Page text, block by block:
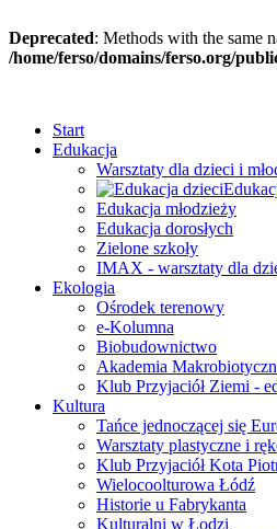
Deprecated: Methods with the same
/home/ferso/domains/ferso.org/
Start
Edukacja
Warsztaty dla dzieci i
Edukacja młodzieży
Edukacja dorosłych
Zielone szkoły
IMAX - warsztaty dla
Ekologia
Ośrodek terenowy
e-Kolumna
Biobudownictwo
Akademia
Klub Przyjaciół Ziemi -
Kultura
Tańce jednoczącej się
Warsztaty plastyczne i
Klub Przyjaciół Kota
Wielocoolturowa Łódź
Historie u Fabrykanta
Kulturalni w Łodzi